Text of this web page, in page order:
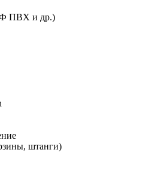
ПВХ и др.)
штанги)